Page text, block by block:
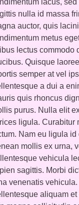
nulla id massa
auctor, quis
metus
lectus commodo
Quisque
semper at vel
a dui a
quis rhoncus
purus. Nulla elit
ligula. Curabitur
Nam eu ligula id
mollis ex urna,
vehicula
sagittis. Morbi
venenatis
aliquam